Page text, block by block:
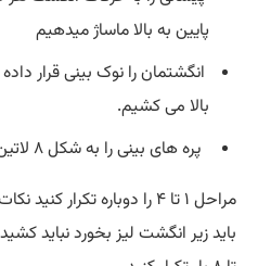
پایین به بالا ماساژ میدهیم
انگشتمان را نوک بینی قرار
بالا می کشیم.
پره های بینی را به شکل ۸ لاتین ماساژ میدهیم.
مراحل ۱ تا ۴ را دوباره